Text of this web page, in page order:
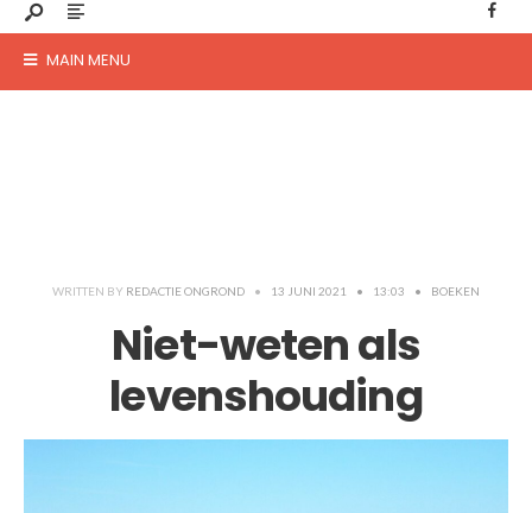
MAIN MENU
WRITTEN BY REDACTIE ONGROND • 13 JUNI 2021 • 13:03 • BOEKEN
Niet-weten als
levenshouding